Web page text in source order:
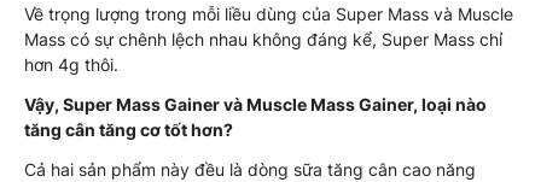
Về trọng lượng trong mỗi liều dùng của Super Mass và Muscle
Mass có sự chênh lệch nhau không đáng kể, Super Mass chỉ
hơn 4g thôi.
Vậy, Super Mass Gainer và Muscle Mass Gainer, loại nào
tăng cân tăng cơ tốt hơn?
Cả hai sản phẩm này đều là dòng sữa tăng cân cao năng